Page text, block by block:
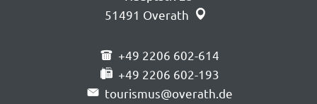
51491 Overath
+49 2206 602-614
+49 2206 602-193
tourismus@overath.de